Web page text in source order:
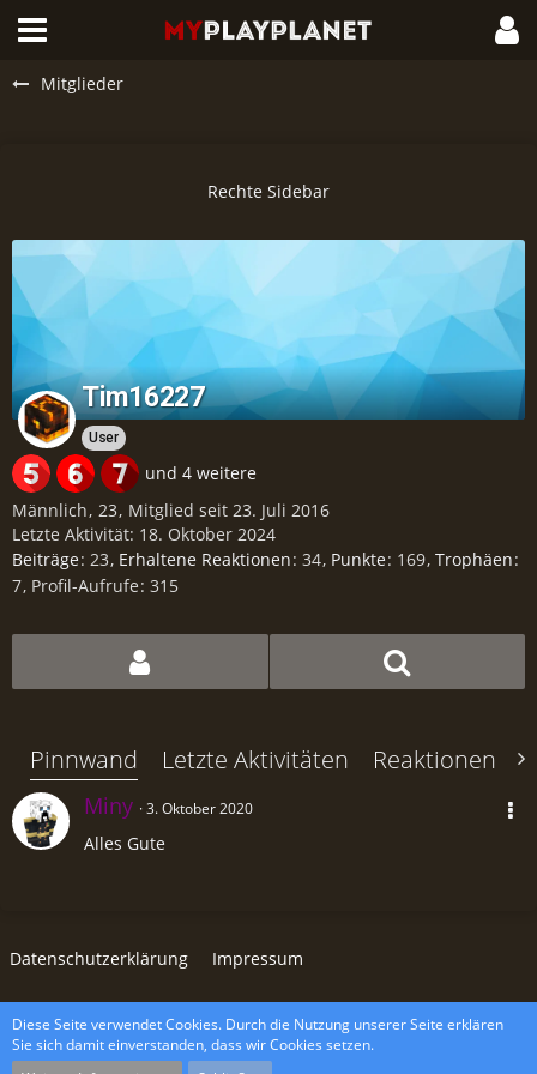
Mitglieder
Tim16227
User
und 4 weitere
Männlich 23 Mitglied seit 23. Juli 2016
Letzte Aktivität: 18. Oktober 2024
Beiträge 23 Erhaltene Reaktionen 34 Punkte 169 Trophäen
7 Profil-Aufrufe 315
Pinnwand Letzte Aktivitäten Reaktionen
Miny 3. Oktober 2020
Alles Gute
Datenschutzerklärung Impressum
Community-Software:WoltLab Suite™ 5.4.34
Diese Seite verwendet Cookies. Durch die Nutzung unserer Seite erklären
Sie sich damit einverstanden, dass wir Cookies setzen.